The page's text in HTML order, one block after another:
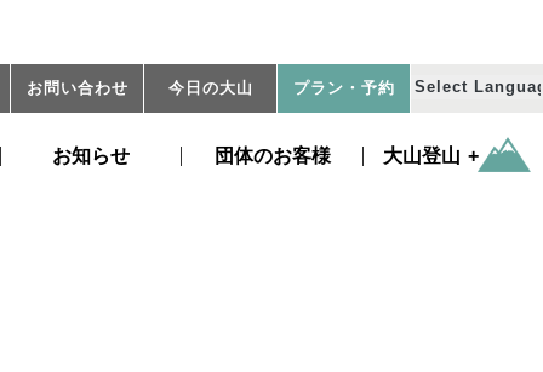
お問い合わせ 今日の大山 プラン ・予約
お知らせ 団体のお客様 大山登山